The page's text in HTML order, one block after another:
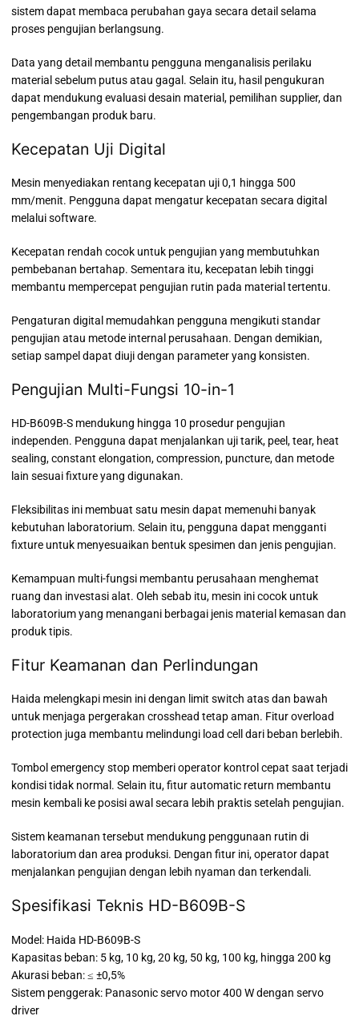
sistem dapat membaca perubahan gaya secara detail selama
proses pengujian berlangsung.
Data yang detail membantu pengguna menganalisis perilaku
material sebelum putus atau gagal. Selain itu, hasil pengukuran
dapat mendukung evaluasi desain material, pemilihan supplier, dan
pengembangan produk baru.
Kecepatan Uji Digital
Mesin menyediakan rentang kecepatan uji 0,1 hingga 500
mm/menit. Pengguna dapat mengatur kecepatan secara digital
melalui software.
Kecepatan rendah cocok untuk pengujian yang membutuhkan
pembebanan bertahap. Sementara itu, kecepatan lebih tinggi
membantu mempercepat pengujian rutin pada material tertentu.
Pengaturan digital memudahkan pengguna mengikuti standar
pengujian atau metode internal perusahaan. Dengan demikian,
setiap sampel dapat diuji dengan parameter yang konsisten.
Pengujian Multi-Fungsi 10-in-1
HD-B609B-S mendukung hingga 10 prosedur pengujian
independen. Pengguna dapat menjalankan uji tarik, peel, tear, heat
sealing, constant elongation, compression, puncture, dan metode
lain sesuai fixture yang digunakan.
Fleksibilitas ini membuat satu mesin dapat memenuhi banyak
kebutuhan laboratorium. Selain itu, pengguna dapat mengganti
fixture untuk menyesuaikan bentuk spesimen dan jenis pengujian.
Kemampuan multi-fungsi membantu perusahaan menghemat
ruang dan investasi alat. Oleh sebab itu, mesin ini cocok untuk
laboratorium yang menangani berbagai jenis material kemasan dan
produk tipis.
Fitur Keamanan dan Perlindungan
Haida melengkapi mesin ini dengan limit switch atas dan bawah
untuk menjaga pergerakan crosshead tetap aman. Fitur overload
protection juga membantu melindungi load cell dari beban berlebih.
Tombol emergency stop memberi operator kontrol cepat saat terjadi
kondisi tidak normal. Selain itu, fitur automatic return membantu
mesin kembali ke posisi awal secara lebih praktis setelah pengujian.
Sistem keamanan tersebut mendukung penggunaan rutin di
laboratorium dan area produksi. Dengan fitur ini, operator dapat
menjalankan pengujian dengan lebih nyaman dan terkendali.
Spesifikasi Teknis HD-B609B-S
Model: Haida HD-B609B-S
Kapasitas beban: 5 kg, 10 kg, 20 kg, 50 kg, 100 kg, hingga 200 kg
Akurasi beban: ≤ ±0,5%
Sistem penggerak: Panasonic servo motor 400 W dengan servo
driver